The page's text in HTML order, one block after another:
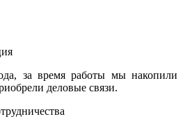
за время работы мы накопили
деловые связи.